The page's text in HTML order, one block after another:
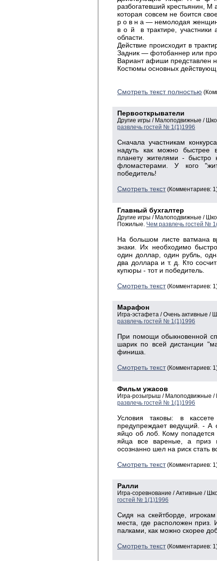
разбогатевший крестьянин, М
которая совсем не боится
р о в н а — немолодая
в о й в трактире, участники
области.
Действие происходит в
Задник — фотобаннер или
Вариант афиши представлен
Костюмы основных
Смотреть текст полностью
Первооткрыватели
Другие игры / Малоподвижные /
развлечь гостей № 1(1)1996
Сначала участникам
надуть как можно быстрее
планету жителями - быстро
фломастерами. У кого
победитель!
Смотреть текст(Комментариев:
Главный бухгалтер
Другие игры / Малоподвижные /
Пожилые. Чем развлечь гостей №
На большом листе ватмана
знаки. Их необходимо
один доллар, один рубль,
два доллара и т. д. Кто
купюры - тот и победитель.
Смотреть текст(Комментариев:
Марафон
Игра-эстафета / Очень активные
развлечь гостей № 1(1)1996
При помощи обыкновенной
шарик по всей дистанции
финиша.
Смотреть текст(Комментариев:
Фильм ужасов
Игра-розыгрыш / Малоподвижные
развлечь гостей № 1(1)1996
Условия таковы: в
предупреждает ведущий. - А
яйцо об лоб. Кому
яйца все вареные, а приз
осознанно шел на риск
Смотреть текст(Комментариев:
Ралли
Игра-соревнование / Активные /
гостей № 1(1)1996
Сидя на скейтборде,
места, где расположен приз.
палками, как можно скорее
Смотреть текст(Комментариев: